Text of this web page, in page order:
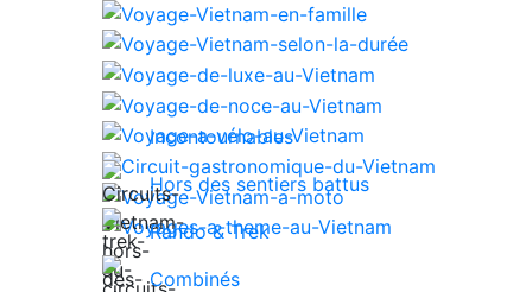
Incontournables
Hors des sentiers battus
Rando & Trek
Combinés